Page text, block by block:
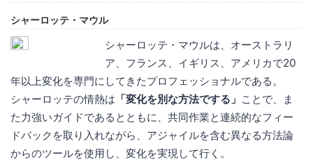
シャーロッテ・マウル
シャーロッテ・マウルは、オーストラリ
ア、フランス、イギリス、アメリカで20
年以上変化を専門にしてきたプロフェッショナルである。
シャーロッテの情熱は 「変化を別な方法でする」 ことで、ま
た力強いガイドであるとともに、共同作業と連続的なフィー
ドバックを取り入れながら、アジャイルを含む異なる方法論
からのツールを使用し、変化を実現して行く。